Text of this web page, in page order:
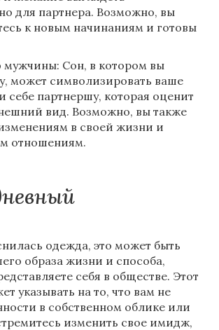
для партнера. Возможно, вы
к новым начинаниям и готовы
мужчины: Сон, в котором вы
может символизировать ваше
себе партнершу, которая оценит
вид. Возможно, вы также
в своей жизни и
отношениям.
одежда, это может быть
образа жизни и способа,
себя в обществе. Этот
указывать на то, что вам не
в собственном облике или
изменить свое имидж,